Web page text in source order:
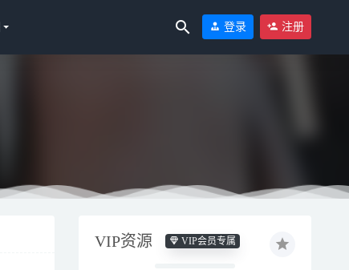
登录 注册
VIP资源 VIP会员专属